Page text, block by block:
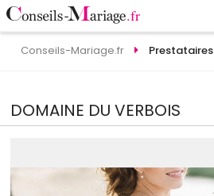
Conseils-Mariage.fr Prestataires
DOMAINE DU VERBOIS